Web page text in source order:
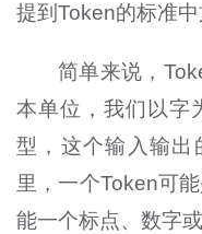
提到Token的标准
简单来说，
本单位，我们以字
型，这个输入输出
里，一个Token可
能一个标点、数字